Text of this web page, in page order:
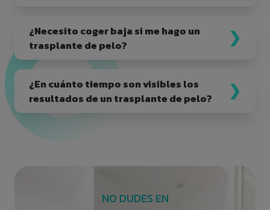
¿Necesito coger baja si me hago un
trasplante de pelo?
¿En cuánto tiempo son visibles los
resultados de un trasplante de pelo?
NO DUDES EN